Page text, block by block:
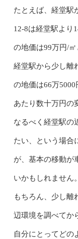
たとえば、経堂駅
12-8は経堂駅より
の地価は99万円/㎡
経堂駅から少し離
の地価は66万
あたり数十万円の
なるべく経堂駅の
たい、という場合
が、基本の移動が
いかもしれません。
もちろん、少し離
辺環境を調べてか
自分にとってどの